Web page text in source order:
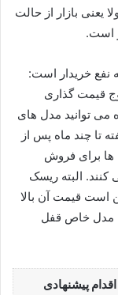
یعنی بازار از حالت
است.
نفع خریدار است:
قیمت گذاری
می توانید مدل های
تا چند ماه پس از
ها برای فروش
البته ریسک
است قیمت آن بالا
مدل خاص قفل
اقدام پیشنهادی